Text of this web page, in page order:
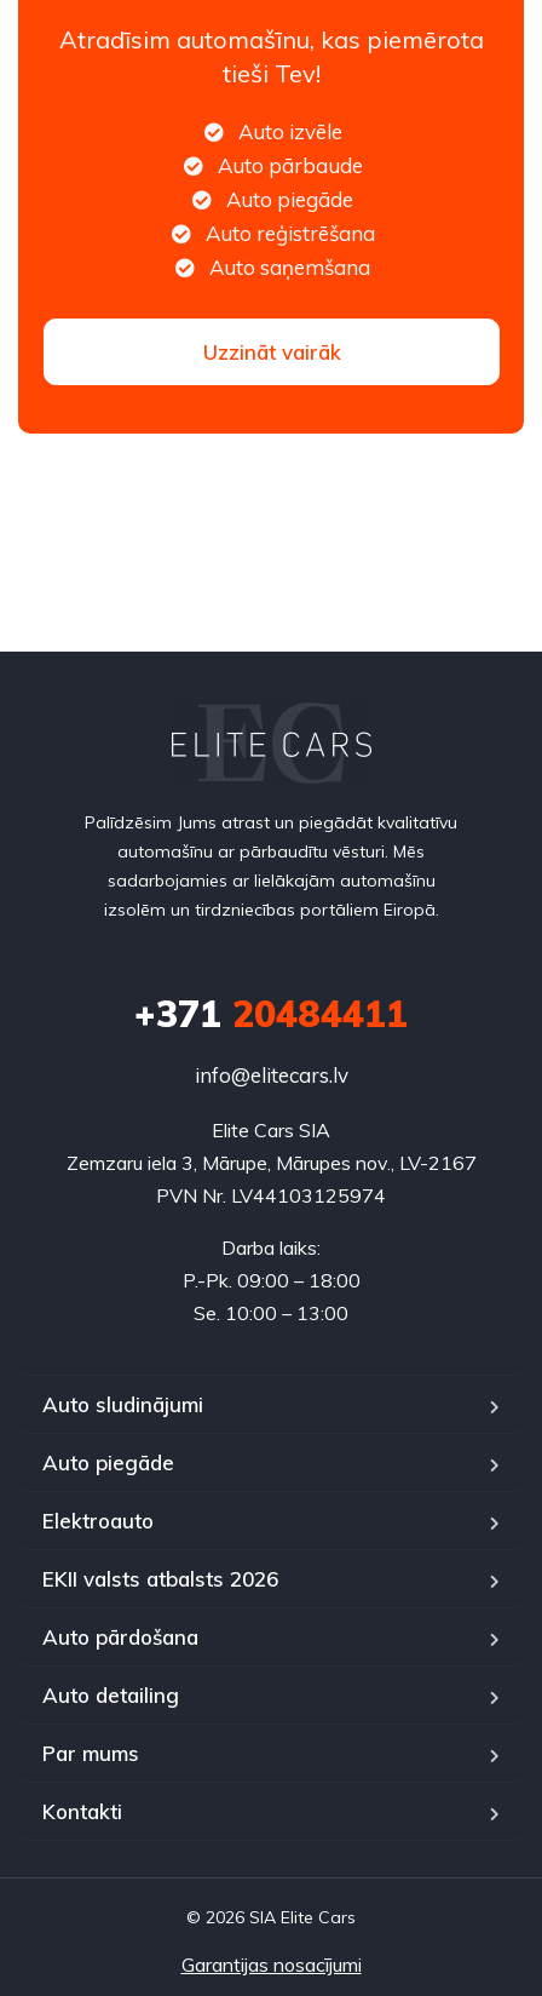
Atradīsim automašīnu, kas piemērota
tieši Tev!
Auto izvēle
Auto pārbaude
Auto piegāde
Auto reģistrēšana
Auto saņemšana
Uzzināt vairāk
Palīdzēsim Jums atrast un piegādāt kvalitatīvu
automašīnu ar pārbaudītu vēsturi. Mēs
sadarbojamies ar lielākajām automašīnu
izsolēm un tirdzniecības portāliem Eiropā.
+371 20484411
info@elitecars.lv
Elite Cars SIA
Zemzaru iela 3, Mārupe, Mārupes nov., LV-2167
PVN Nr. LV44103125974
Darba laiks:
P.-Pk. 09:00 – 18:00
Se. 10:00 – 13:00
Auto sludinājumi
Auto piegāde
Elektroauto
EKII valsts atbalsts 2026
Auto pārdošana
Auto detailing
Par mums
Kontakti
© 2026 SIA Elite Cars
Garantijas nosacījumi